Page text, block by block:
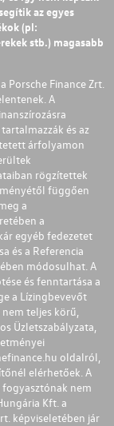
az egyes
(pl:
stb.) magasabb
Finance Zrt.
A
és az
árfolyamon
rögzítettek
függően
a
a
egyéb fedezetet
és a Referencia
módosulhat. A
és fenntartása a
a Lízingbevevőt
teljes körű,
Üzletszabályzata,
oldalról,
elérhetőek. A
nem
Kft. a
képviseletében jár